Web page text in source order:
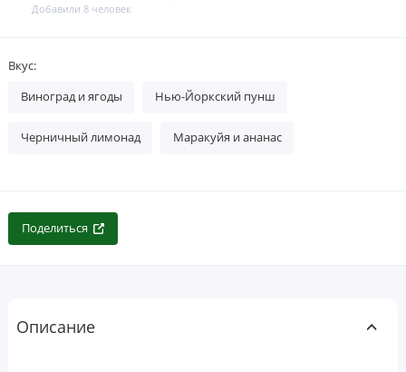
Добавили 8 человек
Вкус:
Виноград и ягоды Нью-Йоркский пунш
Черничный лимонад Маракуйя и ананас
Поделиться
Описание